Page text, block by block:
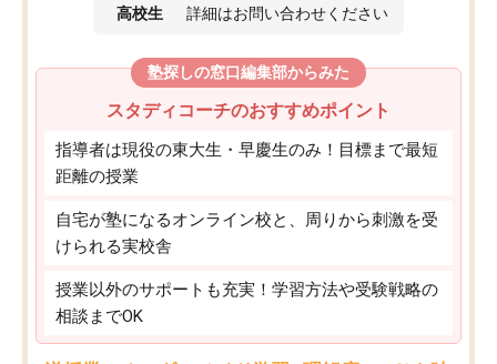
高校生 詳細はお問い合わせください
塾探しの窓口編集部からみた
スタディコーチのおすすめポイント
指導者は現役の東大生・早慶生のみ！目標まで最短
距離の授業
自宅が塾になるオンライン校と、周りから刺激を受
けられる実校舎
授業以外のサポートも充実！学習方法や受験戦略の
相談までOK